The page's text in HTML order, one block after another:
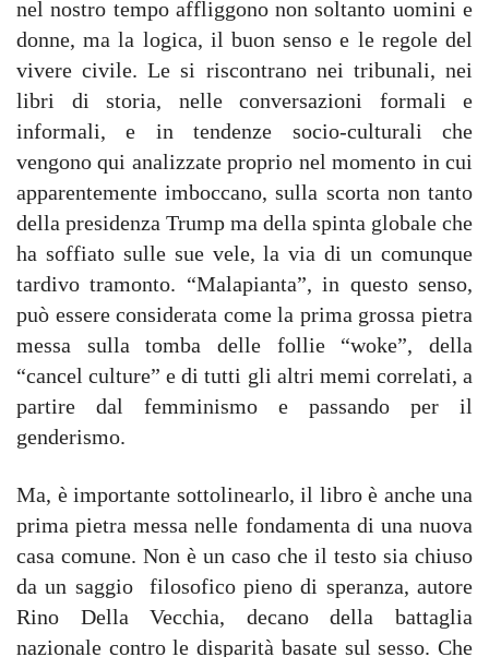
nel nostro tempo affliggono non soltanto uomini e
donne, ma la logica, il buon senso e le regole del
vivere civile. Le si riscontrano nei tribunali, nei
libri di storia, nelle conversazioni formali e
informali, e in tendenze socio-culturali che
vengono qui analizzate proprio nel momento in cui
apparentemente imboccano, sulla scorta non tanto
della presidenza Trump ma della spinta globale che
ha soffiato sulle sue vele, la via di un comunque
tardivo tramonto. “Malapianta”, in questo senso,
può essere considerata come la prima grossa pietra
messa sulla tomba delle follie “woke”, della
“cancel culture” e di tutti gli altri memi correlati, a
partire dal femminismo e passando per il
genderismo.
Ma, è importante sottolinearlo, il libro è anche una
prima pietra messa nelle fondamenta di una nuova
casa comune. Non è un caso che il testo sia chiuso
da un saggio filosofico pieno di speranza, autore
Rino Della Vecchia, decano della battaglia
nazionale contro le disparità basate sul sesso. Che